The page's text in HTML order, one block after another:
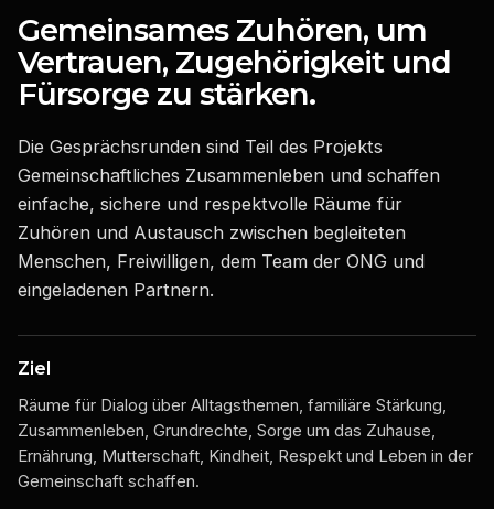
Gemeinsames Zuhören, um
Vertrauen, Zugehörigkeit und
Fürsorge zu stärken.
Die Gesprächsrunden sind Teil des Projekts
Gemeinschaftliches Zusammenleben und schaffen
einfache, sichere und respektvolle Räume für
Zuhören und Austausch zwischen begleiteten
Menschen, Freiwilligen, dem Team der ONG und
eingeladenen Partnern.
Ziel
Räume für Dialog über Alltagsthemen, familiäre Stärkung,
Zusammenleben, Grundrechte, Sorge um das Zuhause,
Ernährung, Mutterschaft, Kindheit, Respekt und Leben in der
Gemeinschaft schaffen.